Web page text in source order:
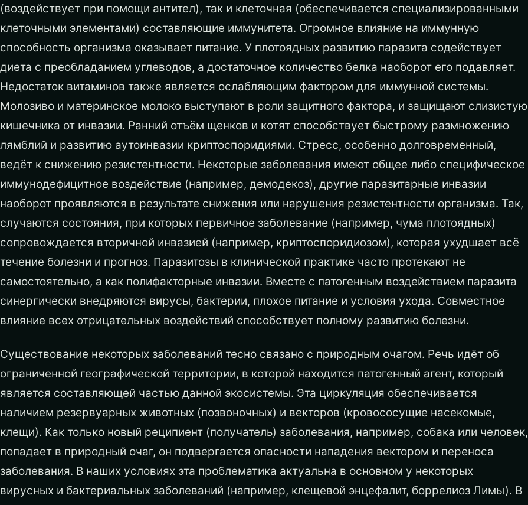
(воздействует при помощи антител), так и клеточная (обеспечивается специализированными
клеточными элементами) составляющие иммунитета. Огромное влияние на иммунную
способность организма оказывает питание. У плотоядных развитию паразита содействует
диета с преобладанием углеводов, а достаточное количество белка наоборот его подавляет.
Недостаток витаминов также является ослабляющим фактором для иммунной системы.
Молозиво и материнское молоко выступают в роли защитного фактора, и защищают слизистую
кишечника от инвазии. Ранний отъём щенков и котят способствует быстрому размножению
лямблий и развитию аутоинвазии криптоспоридиями. Стресс, особенно долговременный,
ведёт к снижению резистентности. Некоторые заболевания имеют общее либо специфическое
иммунодефицитное воздействие (например, демодекоз), другие паразитарные инвазии
наоборот проявляются в результате снижения или нарушения резистентности организма. Так,
случаются состояния, при которых первичное заболевание (например, чума плотоядных)
сопровождается вторичной инвазией (например, криптоспоридиозом), которая ухудшает всё
течение болезни и прогноз. Паразитозы в клинической практике часто протекают не
самостоятельно, а как полифакторные инвазии. Вместе с патогенным воздействием паразита
синергически внедряются вирусы, бактерии, плохое питание и условия ухода. Совместное
влияние всех отрицательных воздействий способствует полному развитию болезни.
Существование некоторых заболеваний тесно связано с природным очагом. Речь идёт об
ограниченной географической территории, в которой находится патогенный агент, который
является составляющей частью данной экосистемы. Эта циркуляция обеспечивается
наличием резервуарных животных (позвоночных) и векторов (кровососущие насекомые,
клещи). Как только новый реципиент (получатель) заболевания, например, собака или человек,
попадает в природный очаг, он подвергается опасности нападения вектором и переноса
заболевания. В наших условиях эта проблематика актуальна в основном у некоторых
вирусных и бактериальных заболеваний (например, клещевой энцефалит, боррелиоз Лимы). В